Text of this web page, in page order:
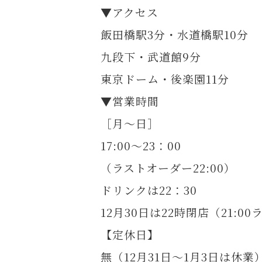
▼アクセス
飯田橋駅3分・水道橋駅10分
九段下・武道館9分
東京ドーム・後楽園11分
▼営業時間
［月～日］
17:00～23：00
（ラストオーダー22:00）
ドリンクは22：30
12月30日は22時閉店（21:00ラ
【定休日】
無（12月31日～1月3日は休業）